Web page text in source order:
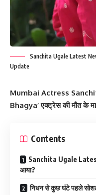
Sanchita Ugale Latest
Update
Mumbai Actress
Bhagya’ एक्ट्रेस की मौत के
Contents
Sanchita Ugale
आया?
निधन से कुछ घंटे पहले